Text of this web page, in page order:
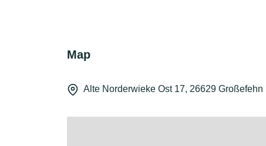
Map
Alte Norderwieke Ost 17, 26629 Großefehn